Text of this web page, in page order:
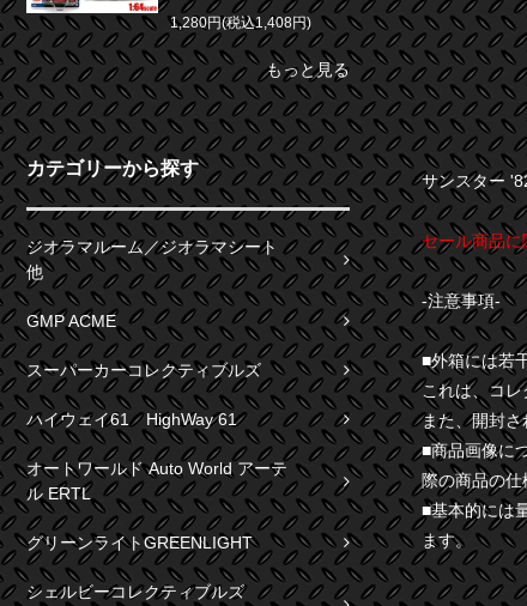
1,280円(税込1,408円)
もっと見る
カテゴリーから探す
ジオラマルーム／ジオラマシート
他
GMP ACME
スーパーカーコレクティブルズ
ハイウェイ61 HighWay 61
オートワールド Auto World アーテ
ル ERTL
グリーンライトGREENLIGHT
シェルビーコレクティブルズ
サンスター
セール商品
-注意事項-
■外箱には若
これは、コ
また、開封さ
■商品画像に
際の商品の
■基本的には
ます。